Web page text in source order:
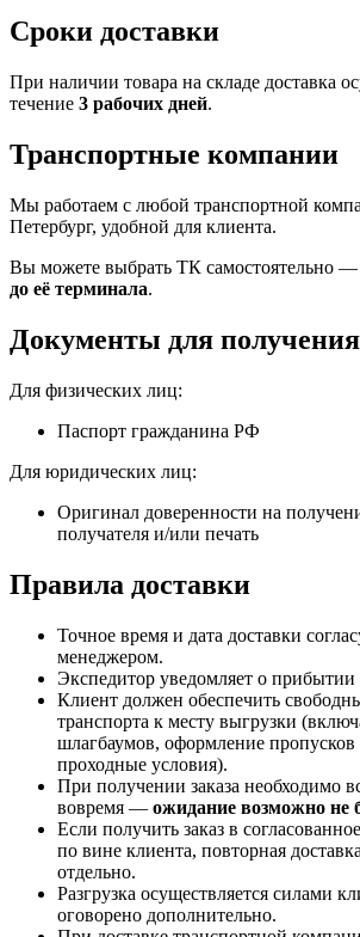
Сроки доставки
При наличии товара на складе доставка
течение 3 рабочих дней.
Транспортные компании
Мы работаем с любой транспортной
Петербург, удобной для клиента.
Вы можете выбрать ТК самостоятельно —
до её терминала.
Документы для получения
Для физических лиц:
Паспорт гражданина РФ
Для юридических лиц:
Оригинал доверенности на
получателя и/или печать
Правила доставки
Точное время и дата доставки
менеджером.
Экспедитор уведомляет о прибытии
Клиент должен обеспечить
транспорта к месту выгрузки
шлагбаумов, оформление пропусков
проходные условия).
При получении заказа необходимо
вовремя — ожидание возможно не
Если получить заказ в
по вине клиента, повторная
отдельно.
Разгрузка осуществляется силами
оговорено дополнительно.